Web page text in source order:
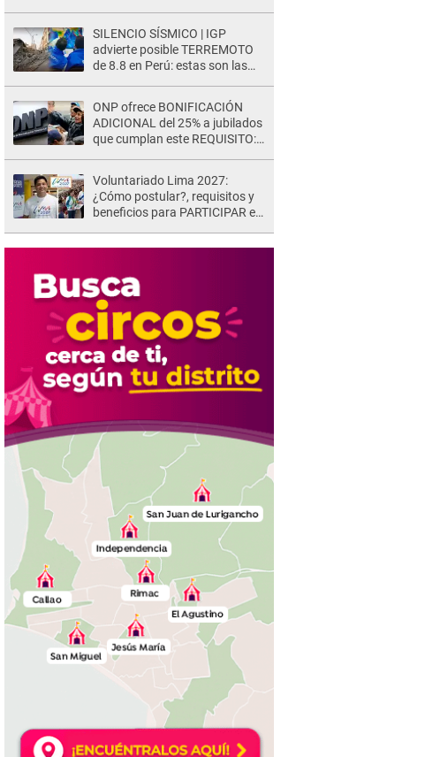
SILENCIO SÍSMICO | IGP
advierte posible TERREMOTO
de 8.8 en Perú: estas son las
ONP ofrece BONIFICACIÓN
ADICIONAL del 25% a jubilados
que cumplan este REQUISITO:
Voluntariado Lima 2027:
¿Cómo postular?, requisitos y
beneficios para PARTICIPAR en